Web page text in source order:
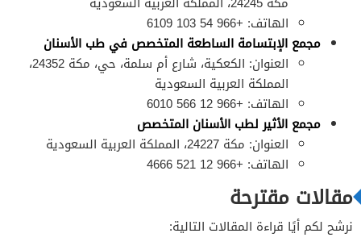
الهاتف: +966 54 103 6109
مجمع الإبتسامة الساطعة المتخصص في طب الأسنان
العنوان: الكعكية، شارع أم سلمة، حي، مكة 24352،
المملكة العربية السعودية
الهاتف: +966 12 566 6010
مجمع الأثير لطب الأسنان المتخصص
العنوان: مكة 24227، المملكة العربية السعودية
الهاتف: +966 12 521 4666
مقالات مقترحة
نرشح لكم أيًا قراءة المقالات التالية: